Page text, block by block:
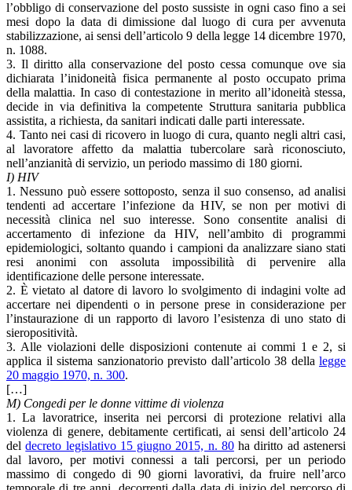
l’obbligo di conservazione del posto sussiste in ogni caso fino a sei
mesi dopo la data di dimissione dal luogo di cura per avvenuta
stabilizzazione, ai sensi dell’articolo 9 della legge 14 dicembre 1970,
n. 1088.
3. Il diritto alla conservazione del posto cessa comunque ove sia
dichiarata l’inidoneità fisica permanente al posto occupato prima
della malattia. In caso di contestazione in merito all’idoneità stessa,
decide in via definitiva la competente Struttura sanitaria pubblica
assistita, a richiesta, da sanitari indicati dalle parti interessate.
4. Tanto nei casi di ricovero in luogo di cura, quanto negli altri casi,
al lavoratore affetto da malattia tubercolare sarà riconosciuto,
nell’anzianità di servizio, un periodo massimo di 180 giorni.
I) HIV
1. Nessuno può essere sottoposto, senza il suo consenso, ad analisi
tendenti ad accertare l’infezione da HIV, se non per motivi di
necessità clinica nel suo interesse. Sono consentite analisi di
accertamento di infezione da HIV, nell’ambito di programmi
epidemiologici, soltanto quando i campioni da analizzare siano stati
resi anonimi con assoluta impossibilità di pervenire alla
identificazione delle persone interessate.
2. È vietato al datore di lavoro lo svolgimento di indagini volte ad
accertare nei dipendenti o in persone prese in considerazione per
l’instaurazione di un rapporto di lavoro l’esistenza di uno stato di
sieropositività.
3. Alle violazioni delle disposizioni contenute ai commi 1 e 2, si
applica il sistema sanzionatorio previsto dall’articolo 38 della legge
20 maggio 1970, n. 300.
[…]
M) Congedi per le donne vittime di violenza
1. La lavoratrice, inserita nei percorsi di protezione relativi alla
violenza di genere, debitamente certificati, ai sensi dell’articolo 24
deldecreto legislativo 15 giugno 2015, n. 80ha diritto ad astenersi
dal lavoro, per motivi connessi a tali percorsi, per un periodo
massimo di congedo di 90 giorni lavorativi, da fruire nell’arco